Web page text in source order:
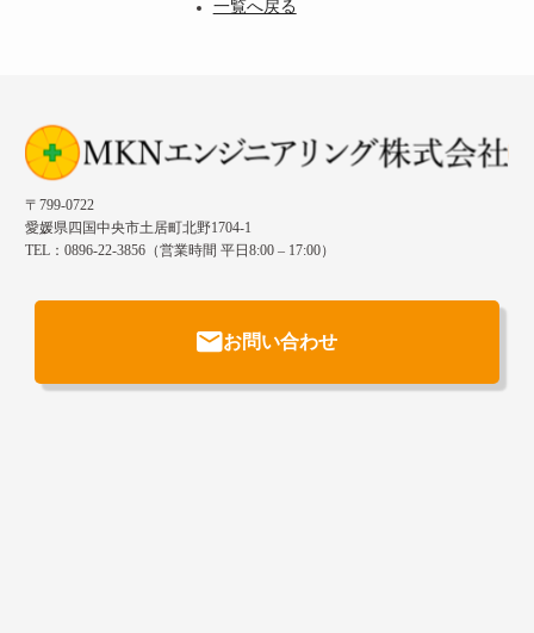
一覧へ戻る
〒799-0722
愛媛県四国中央市土居町北野1704-1
TEL：0896-22-3856（営業時間 平日8:00 – 17:00）
お問い合わせ